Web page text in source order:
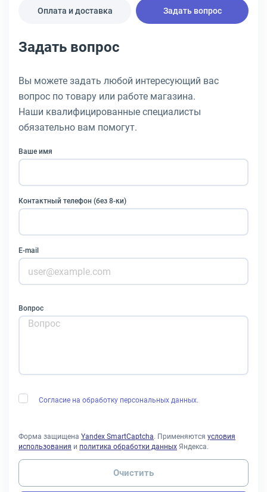
Оплата и доставка Задать вопрос
Задать вопрос
Вы можете задать любой интересующий вас
вопрос по товару или работе магазина.
Наши квалифицированные специалисты
обязательно вам помогут.
Ваше имя
Контактный телефон (без 8-ки)
E-mail
Вопрос
Согласие на обработку персональных данных.
Форма защищена Yandex SmartCaptcha. Применяются условия
использования и политика обработки данных Яндекса.
Очистить